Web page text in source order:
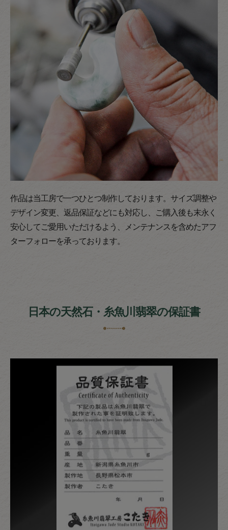
作品は当工房で一つひとつ制作しております。サイズ調整や
デザイン変更、返品保証などにも対応し、ご購入後も末永く
安心してご愛用いただけるよう、メンテナンスを含めたアフ
ターフォローを承っております。
日本の天然石・糸魚川翡翠の保証書